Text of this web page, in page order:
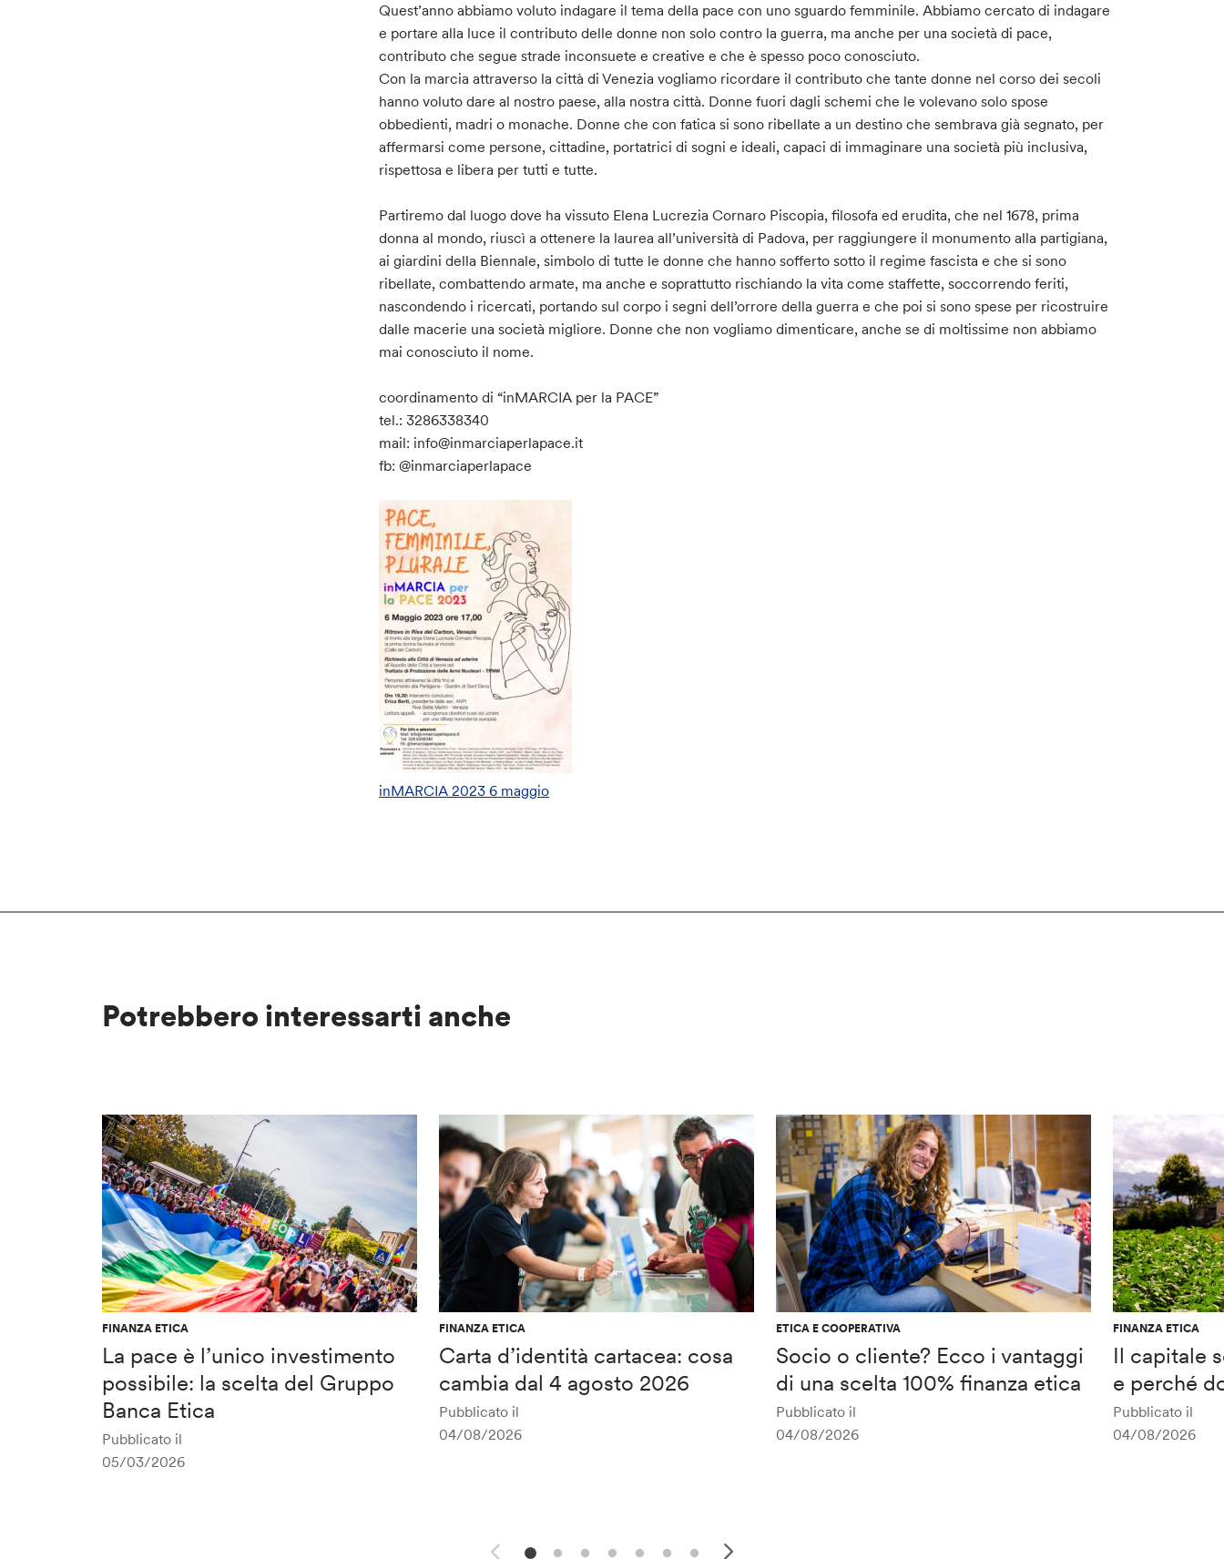
Quest’anno abbiamo voluto indagare il tema della pace con uno sguardo femminile. Abbiamo cercato di indagare
e portare alla luce il contributo delle donne non solo contro la guerra, ma anche per una società di pace,
contributo che segue strade inconsuete e creative e che è spesso poco conosciuto.
Con la marcia attraverso la città di Venezia vogliamo ricordare il contributo che tante donne nel corso dei secoli
hanno voluto dare al nostro paese, alla nostra città. Donne fuori dagli schemi che le volevano solo spose
obbedienti, madri o monache. Donne che con fatica si sono ribellate a un destino che sembrava già segnato, per
affermarsi come persone, cittadine, portatrici di sogni e ideali, capaci di immaginare una società più inclusiva,
rispettosa e libera per tutti e tutte.
Partiremo dal luogo dove ha vissuto Elena Lucrezia Cornaro Piscopia, filosofa ed erudita, che nel 1678, prima
donna al mondo, riuscì a ottenere la laurea all’università di Padova, per raggiungere il monumento alla partigiana,
ai giardini della Biennale, simbolo di tutte le donne che hanno sofferto sotto il regime fascista e che si sono
ribellate, combattendo armate, ma anche e soprattutto rischiando la vita come staffette, soccorrendo feriti,
nascondendo i ricercati, portando sul corpo i segni dell’orrore della guerra e che poi si sono spese per ricostruire
dalle macerie una società migliore. Donne che non vogliamo dimenticare, anche se di moltissime non abbiamo
mai conosciuto il nome.
coordinamento di “inMARCIA per la PACE”
tel.: 3286338340
mail: info@inmarciaperlapace.it
fb: @inmarciaperlapace
inMARCIA 2023 6 maggio
Potrebbero interessarti anche
FINANZA ETICA
La pace è l’unico investimento
possibile: la scelta del Gruppo
Banca Etica
Pubblicato il
05/03/2026
FINANZA ETICA
Carta d’identità cartacea: cosa
cambia dal 4 agosto 2026
Pubblicato il
04/08/2026
ETICA E COOPERATIVA
Socio o cliente? Ecco i vantaggi
di una scelta 100% finanza etica
Pubblicato il
04/08/2026
FINANZA ETICA
Il capitale
e perché
Pubblicato il
04/08/2026